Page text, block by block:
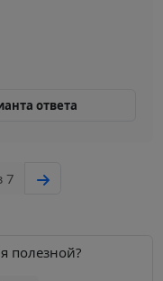
ответа
7
полезной?